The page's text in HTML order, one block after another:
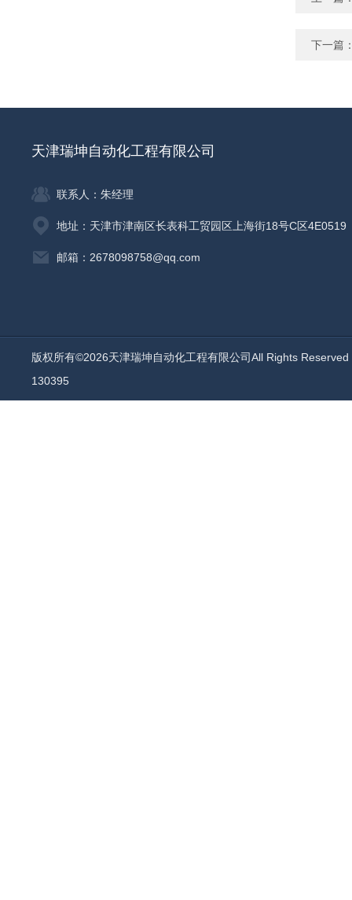
下一篇
天津瑞坤自动化工程有限公司
联系人：朱经理
地址：天津市津南区长表科工贸园区上海街18号C区4E0519
邮箱：2678098758@qq.com
版权所有©2026天津瑞坤自动化工程有限公司All Rights
130395